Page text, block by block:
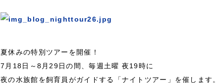
夏休みの特別ツアーを開催！
7月18日～8月29日の間、毎週土曜 夜19時に
夜の水族館を飼育員がガイドする「ナイトツアー」を催します。